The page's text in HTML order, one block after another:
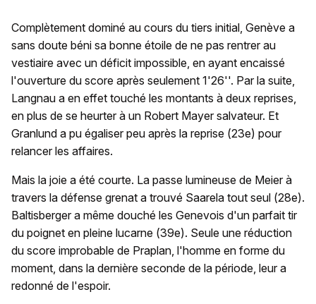
Complètement dominé au cours du tiers initial, Genève a
sans doute béni sa bonne étoile de ne pas rentrer au
vestiaire avec un déficit impossible, en ayant encaissé
l'ouverture du score après seulement 1'26''. Par la suite,
Langnau a en effet touché les montants à deux reprises,
en plus de se heurter à un Robert Mayer salvateur. Et
Granlund a pu égaliser peu après la reprise (23e) pour
relancer les affaires.
Mais la joie a été courte. La passe lumineuse de Meier à
travers la défense grenat a trouvé Saarela tout seul (28e).
Baltisberger a même douché les Genevois d'un parfait tir
du poignet en pleine lucarne (39e). Seule une réduction
du score improbable de Praplan, l'homme en forme du
moment, dans la dernière seconde de la période, leur a
redonné de l'espoir.